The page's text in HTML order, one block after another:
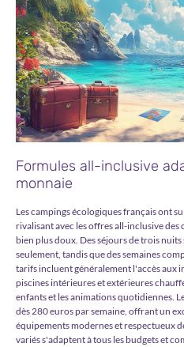
Formules all-inclusive
monnaie
Les campings écologiques français ont
rivalisant avec les offres all-inclusive
bien plus doux. Des séjours de trois
seulement, tandis que des semaines
tarifs incluent généralement l'accès aux
piscines intérieures et extérieures
enfants et les animations quotidiennes.
dès 280 euros par semaine, offrant un
équipements modernes et respectueux
variés s'adaptent à tous les budgets et